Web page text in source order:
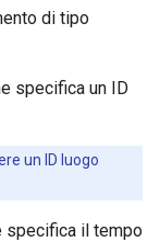
di tipo
specifica un ID
un ID luogo
specifica il tempo